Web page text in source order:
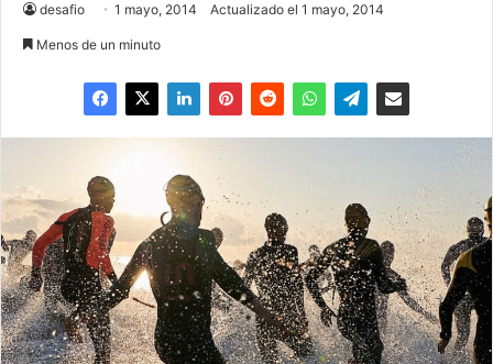
desafio 1 mayo, 2014 Actualizado el 1 mayo, 2014
Menos de un minuto